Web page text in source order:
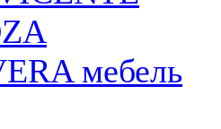
мебель